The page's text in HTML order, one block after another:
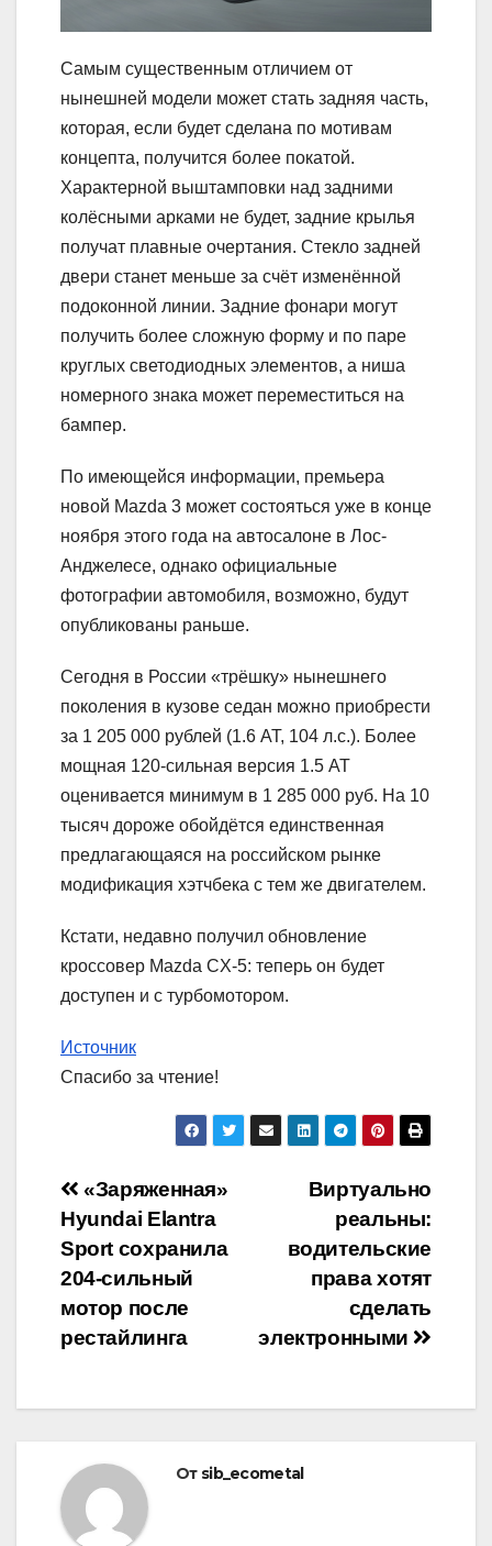
Самым существенным отличием от
нынешней модели может стать задняя часть,
которая, если будет сделана по мотивам
концепта, получится более покатой.
Характерной выштамповки над задними
колёсными арками не будет, задние крылья
получат плавные очертания. Стекло задней
двери станет меньше за счёт изменённой
подоконной линии. Задние фонари могут
получить более сложную форму и по паре
круглых светодиодных элементов, а ниша
номерного знака может переместиться на
бампер.
По имеющейся информации, премьера
новой Mazda 3 может состояться уже в конце
ноября этого года на автосалоне в Лос-
Анджелесе, однако официальные
фотографии автомобиля, возможно, будут
опубликованы раньше.
Сегодня в России «трёшку» нынешнего
поколения в кузове седан можно приобрести
за 1 205 000 рублей (1.6 АТ, 104 л.с.). Более
мощная 120-сильная версия 1.5 АТ
оценивается минимум в 1 285 000 руб. На 10
тысяч дороже обойдётся единственная
предлагающаяся на российском рынке
модификация хэтчбека с тем же двигателем.
Кстати, недавно получил обновление
кроссовер Mazda CX-5: теперь он будет
доступен и с турбомотором.
Источник
Спасибо за чтение!
Навигация
по
записям
Виртуально
реальны:
водительские
права хотят
сделать
электронными
«Заряженная»
Hyundai Elantra
Sport сохранила
204-сильный
мотор после
рестайлинга
От sib_ecometal